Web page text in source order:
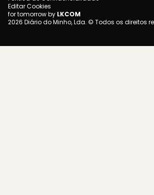
Editar Cookies
for tomorrow by LKCOM
2026 Diário do Minho, Lda. © Todos os direitos